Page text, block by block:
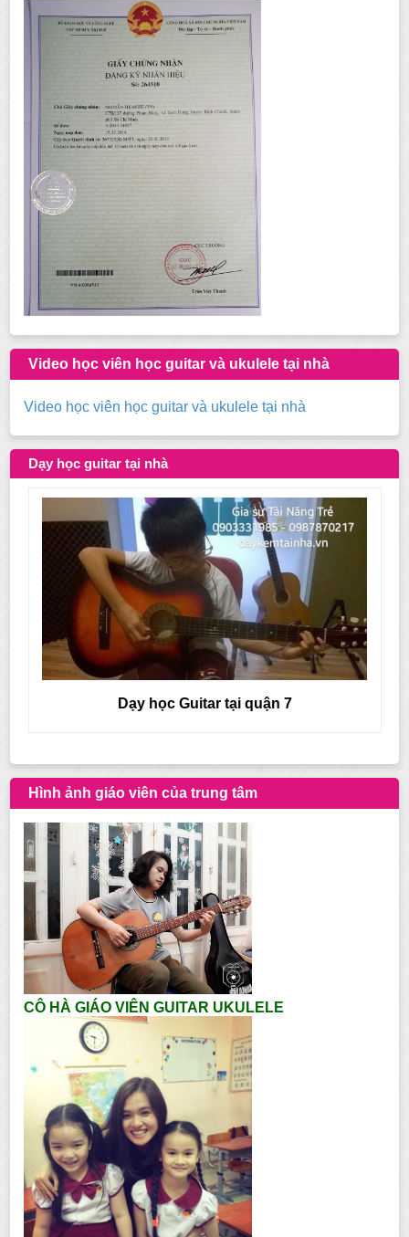
Video học viên học guitar và ukulele tại nhà
Video học viên học guitar và ukulele tại nhà
Dạy học guitar tại nhà
Dạy học Guitar tại quận 6
Hình ảnh giáo viên của trung tâm
CÔ HÀ GIÁO VIÊN GUITAR UKULELE